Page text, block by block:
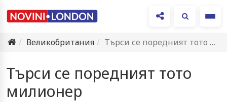
Великобритания
Търси се поредният тото милионер
Търси се поредният тото
милионер